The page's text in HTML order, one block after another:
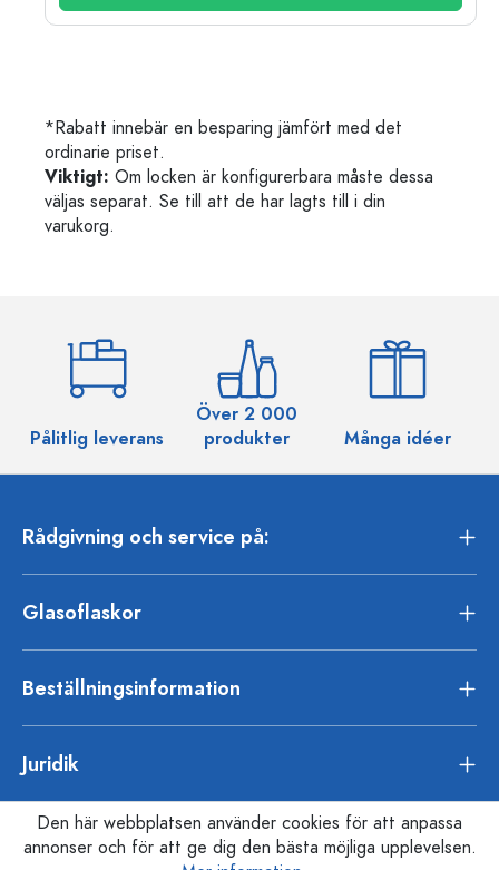
*Rabatt innebär en besparing jämfört med det
ordinarie priset.
Viktigt: Om locken är konfigurerbara måste dessa
väljas separat. Se till att de har lagts till i din
varukorg.
Pålitlig leverans
Över 2 000
produkter
Många idéer
Rådgivning och service på:
Glasoflaskor
Beställningsinformation
Juridik
Den här webbplatsen använder cookies för att anpassa
annonser och för att ge dig den bästa möjliga upplevelsen.